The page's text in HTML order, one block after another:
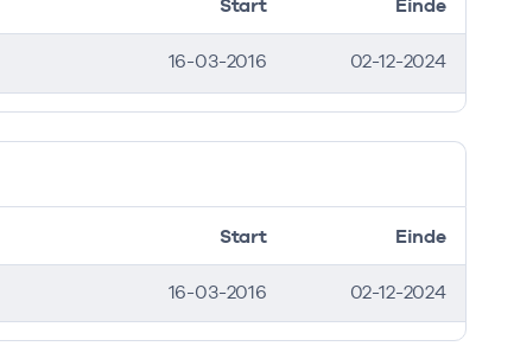
Start Einde
16-03-2016 02-12-2024
Start Einde
16-03-2016 02-12-2024